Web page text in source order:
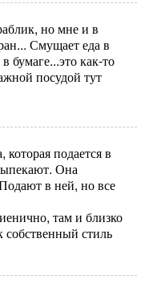
но мне и в
Смущает еда в
бумаге...это как-то
посудой тут
которая подается в
Она
в ней, но все
там и близко
собственный стиль